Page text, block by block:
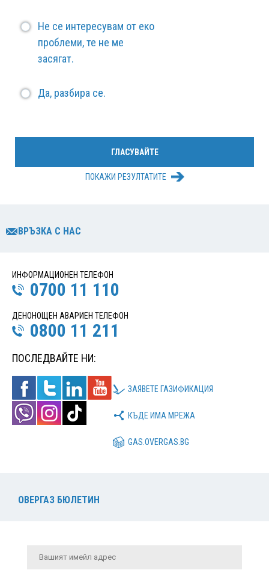
Не се интересувам от еко
проблеми, те не ме
засягат.
Да, разбира се.
ПОКАЖИ РЕЗУЛТАТИТЕ
ВРЪЗКА С НАС
ИНФОРМАЦИОНЕН ТЕЛЕФОН
0700 11 110
ДЕНОНОЩЕН АВАРИЕН ТЕЛЕФОН
0800 11 211
ПОСЛЕДВАЙТЕ НИ:
ЗАЯВЕТЕ ГАЗИФИКАЦИЯ
КЪДЕ ИМА МРЕЖА
GAS.OVERGAS.BG
ОВЕРГАЗ БЮЛЕТИН